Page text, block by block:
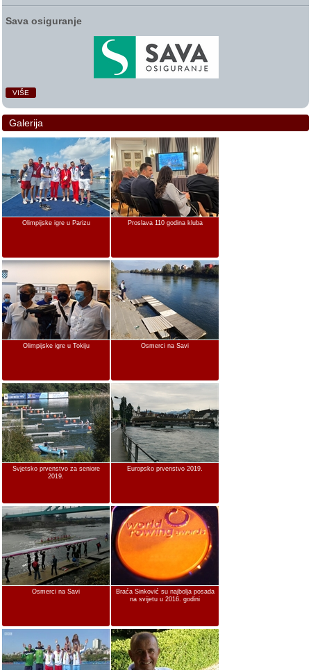
Sava osiguranje
VIŠE
Galerija
Olimpijske igre u Parizu Proslava 110 godina kluba
Olimpijske igre u Tokiju Osmerci na Savi
Svjetsko prvenstvo za seniore
2019.
Europsko prvenstvo 2019.
Osmerci na Savi
Braća Sinković su najbolja posada
na svijetu u 2016. godini